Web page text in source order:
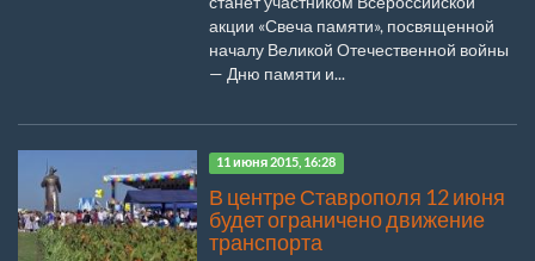
акции «Свеча памяти», посвященной
началу Великой Отечественной войны
— Дню памяти и...
11 июня 2015, 16:28
В центре Ставрополя 12 июня
будет ограничено движение
транспорта